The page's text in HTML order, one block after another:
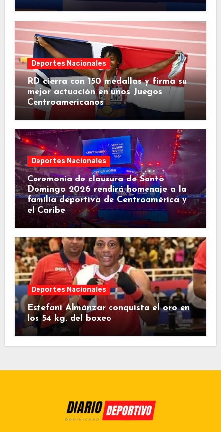
Deportes Nacionales
RD cierra con 150 medallas y firma su
mejor actuación en unos Juegos
Centroamericanos
Deportes Nacionales
Ceremonia de clausura de Santo
Domingo 2026 rendirá homenaje a la
familia deportiva de Centroamérica y
el Caribe
Deportes Nacionales
Estefani Almánzar conquista el oro en
los 54 kg. del boxeo